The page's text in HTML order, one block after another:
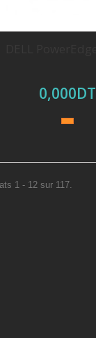
0,000DT
1 - 12 sur 117.